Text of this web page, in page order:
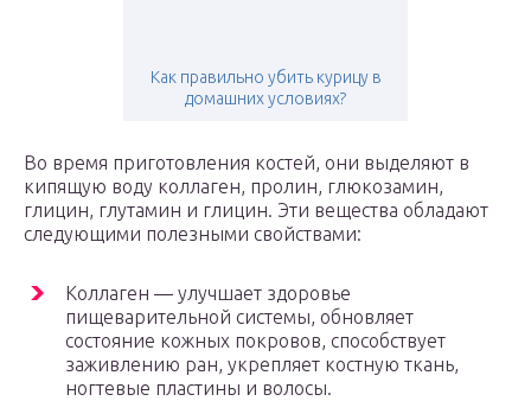
Как правильно убить курицу в
домашних условиях?
Во время приготовления костей, они выделяют в
кипящую воду коллаген, пролин, глюкозамин,
глицин, глутамин и глицин. Эти вещества обладают
следующими полезными свойствами:
Коллаген — улучшает здоровье
пищеварительной системы, обновляет
состояние кожных покровов, способствует
заживлению ран, укрепляет костную ткань,
ногтевые пластины и волосы.